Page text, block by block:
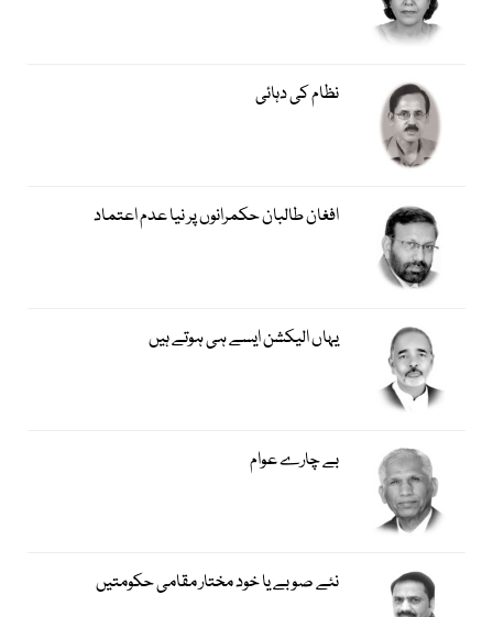
نظام کی دہائی
افغان طالبان حکمرانوں پر نیا عدم اعتماد
یہاں الیکشن ایسے ہی ہوتے ہیں
بے چارے عوام
نئے صوبے یا خود مختار مقامی حکومتیں